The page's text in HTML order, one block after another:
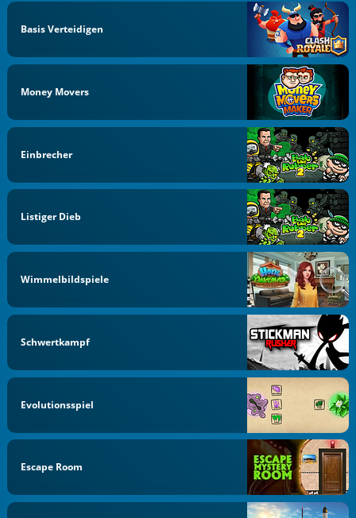
Basis Verteidigen
Money Movers
Einbrecher
Listiger Dieb
Wimmelbildspiele
Schwertkampf
Evolutionsspiel
Escape Room